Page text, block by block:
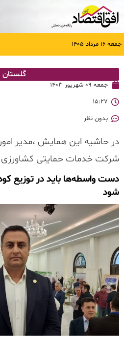
جمعه ۱۶ مرداد ۱۴۰۵
گلستان
جمعه ۰۹ شهریور ۱۴۰۳
۱۵:۲۷
بدون نظر
در حاشیه این همایش ،مدیر امور
شرکت خدمات حمایتی
دست واسطه‌ها باید در توزیع
شود